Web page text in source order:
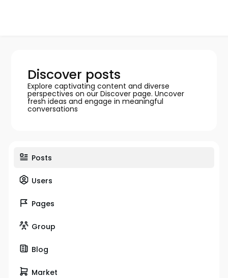
Discover posts
Explore captivating content and diverse
perspectives on our Discover page. Uncover
fresh ideas and engage in meaningful
conversations
Posts
Users
Pages
Group
Blog
Market